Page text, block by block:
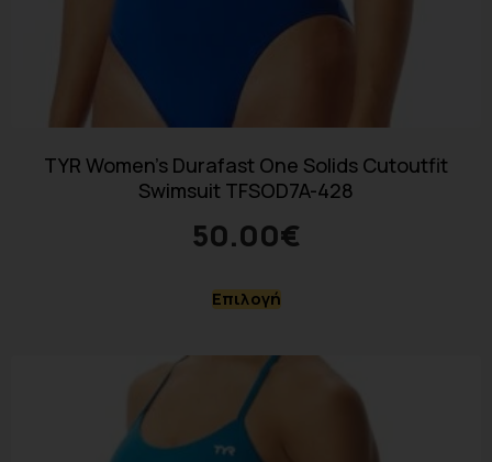
TYR Women’s Durafast One Solids Cutoutfit
Swimsuit TFSOD7A-428
50.00€
Επιλογή